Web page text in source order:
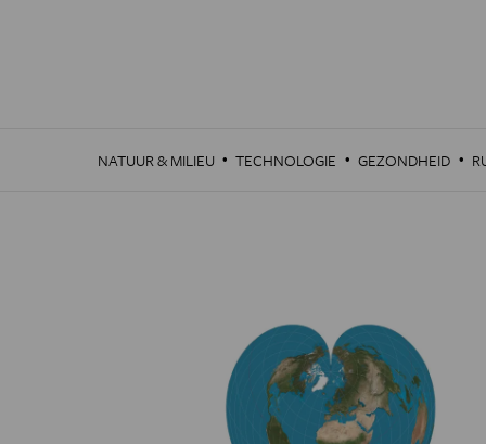
NATUUR & MILIEU · TECHNOLOGIE · GEZONDHEID ·